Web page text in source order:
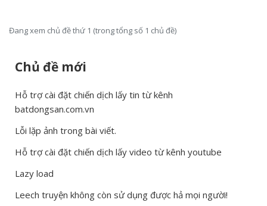
Đang xem chủ đề thứ 1 (trong tổng số 1 chủ đề)
Chủ đề mới
Hỗ trợ cài đặt chiến dịch lấy tin từ kênh
batdongsan.com.vn
Lỗi lặp ảnh trong bài viết.
Hỗ trợ cài đặt chiến dịch lấy video từ kênh youtube
Lazy load
Leech truyện không còn sử dụng được hả mọi người!